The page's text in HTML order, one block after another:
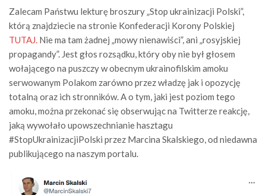
Zalecam Państwu lekturę broszury „Stop ukrainizacji Polski”,
którą znajdziecie na stronie Konfederacji Korony Polskiej
TUTAJ. Nie ma tam żadnej „mowy nienawiści”, ani „rosyjskiej
propagandy”. Jest głos rozsądku, który oby nie był głosem
wołającego na puszczy w obecnym ukrainofilskim amoku
serwowanym Polakom zarówno przez władzę jak i opozycję
totalną oraz ich stronników. A o tym, jaki jest poziom tego
amoku, można przekonać się obserwując na Twitterze reakcję,
jaką wywołało upowszechnianie hasztagu
#StopUkrainizacjiPolski przez Marcina Skalskiego, od niedawna
publikującego na naszym portalu.